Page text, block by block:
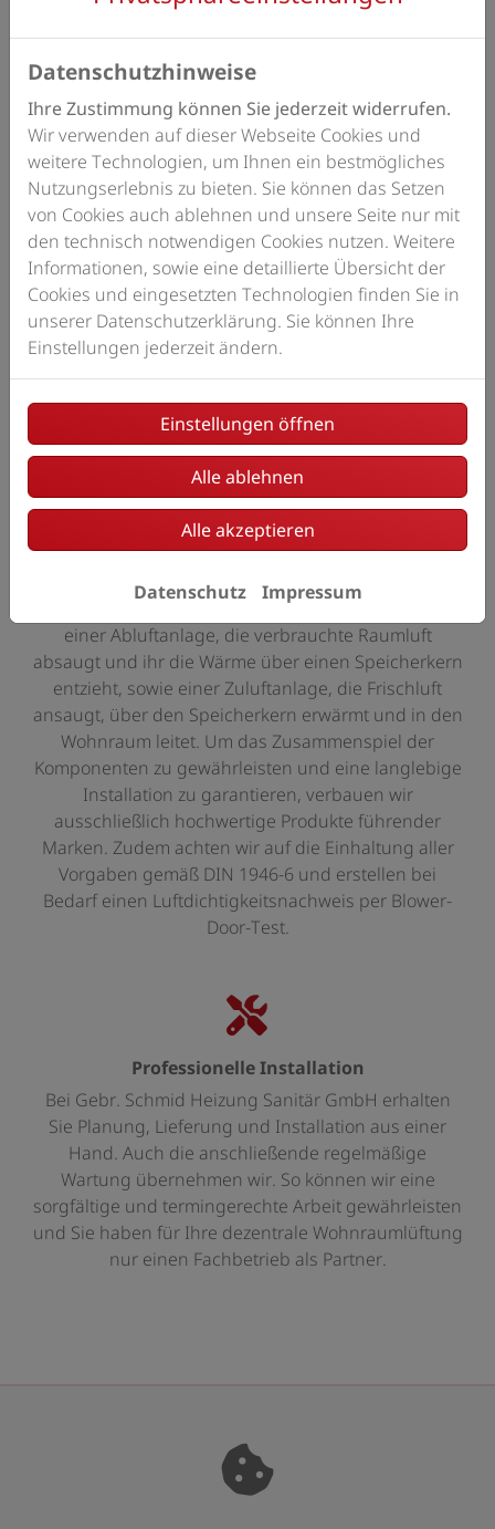
Umfassende Beratung
Die Vorteile einer dezentralen Wohnraumlüftung mit
Wärmerückgewinnung sind unter anderem das
bessere Raumklima durch Luftzirkulation, die
Möglichkeit der raumspezifischen Einstellung und
die Filteranlage, dank der die Außenluft von Pollen
und anderen Allergenen gereinigt wird. Ist die
dezentrale Wohnraumlüftung im Zuge einer
energetischen Sanierung geplant und entspricht
der DIN 1946-6, können Sie zudem Förderungen
beantragen. Wir beraten Sie ausführlich zu Ihren
Möglichkeiten und den Fördermitteln.
Qualität vom Fachbetrieb
Eine dezentrale Wohnraumlüftung mit
Wärmerückgewinnung besteht aus je zwei Anlagen:
einer Abluftanlage, die verbrauchte Raumluft
absaugt und ihr die Wärme über einen Speicherkern
entzieht, sowie einer Zuluftanlage, die Frischluft
ansaugt, über den Speicherkern erwärmt und in den
Wohnraum leitet. Um das Zusammenspiel der
Komponenten zu gewährleisten und eine langlebige
Installation zu garantieren, verbauen wir
ausschließlich hochwertige Produkte führender
Marken. Zudem achten wir auf die Einhaltung aller
Vorgaben gemäß DIN 1946-6 und erstellen bei
Bedarf einen Luftdichtigkeitsnachweis per Blower-
Door-Test.
Professionelle Installation
Bei Gebr. Schmid Heizung Sanitär GmbH erhalten
Sie Planung, Lieferung und Installation aus einer
Hand. Auch die anschließende regelmäßige
Wartung übernehmen wir. So können wir eine
sorgfältige und termingerechte Arbeit gewährleisten
und Sie haben für Ihre dezentrale Wohnraumlüftung
nur einen Fachbetrieb als Partner.
Datenschutzhinweise
Ihre Zustimmung können Sie jederzeit widerrufen.
Wir verwenden auf dieser Webseite Cookies und
weitere Technologien, um Ihnen ein bestmögliches
Nutzungserlebnis zu bieten. Sie können das Setzen
von Cookies auch ablehnen und unsere Seite nur mit
den technisch notwendigen Cookies nutzen. Weitere
Informationen, sowie eine detaillierte Übersicht der
Cookies und eingesetzten Technologien finden Sie in
unserer Datenschutzerklärung. Sie können Ihre
Einstellungen jederzeit ändern.
Einstellungen öffnen
Alle ablehnen
Alle akzeptieren
Datenschutz Impressum